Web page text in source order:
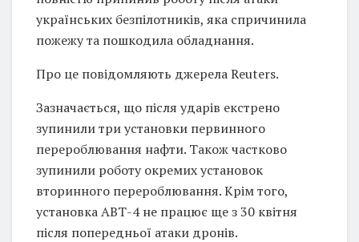
українських безпілотників, яка спричинила
пожежу та пошкодила обладнання.
Про це повідомляють джерела Reuters.
Зазначається, що після ударів екстрено
зупинили три установки первинного
перероблювання нафти. Також частково
зупинили роботу окремих установок
вторинного перероблювання. Крім того,
установка АВТ-4 не працює ще з 30 квітня
після попередньої атаки дронів.